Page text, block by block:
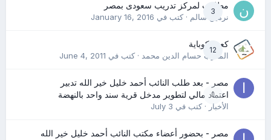
3
مطلوب لمركز تدريب سعودى بمصر
نرمين سالم· كتب في January 16, 2016
12
كعب كوباية
المدرب حسام الدين محمد· كتب في June 4, 2011
0
مصر - بعد طلب النائب أحمد خليل خير الله تدبير
اعتماد مالي لتطوير مدخل قرية سند واحد بالنهضة
الأخبار· كتب في July 3
مصر - بحضور أعضاء مكتب النائب أحمد خليل خير الله